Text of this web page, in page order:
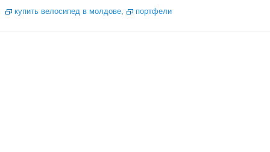
купить велосипед в молдове, портфели